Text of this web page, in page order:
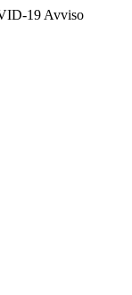
19 Avviso